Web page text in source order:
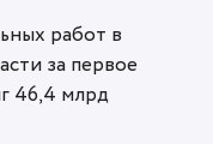
работ в
за первое
46,4 млрд